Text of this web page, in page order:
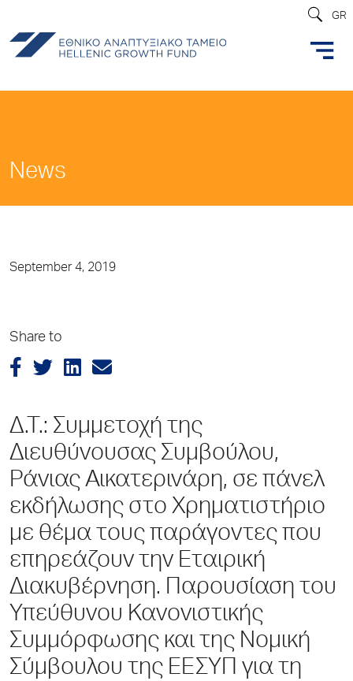
GR
News
September 4, 2019
Share to
Δ.Τ.: Συμμετοχή της
Διευθύνουσας Συμβούλου,
Ράνιας Αικατερινάρη, σε πάνελ
εκδήλωσης στο Χρηματιστήριο
με θέμα τους παράγοντες που
επηρεάζουν την Εταιρική
Διακυβέρνηση. Παρουσίαση του
Υπεύθυνου Κανονιστικής
Συμμόρφωσης και της Νομική
Σύμβουλου της ΕΕΣΥΠ για τη